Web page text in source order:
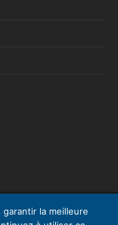
la meilleure